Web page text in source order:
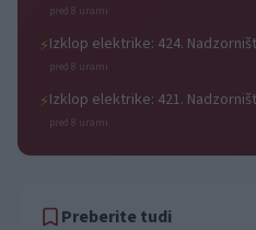
pred 8 urami
⚡Izklop elektrike: 424.
pred 8 urami
⚡Izklop elektrike: 421.
pred 8 urami
Preberite tudi